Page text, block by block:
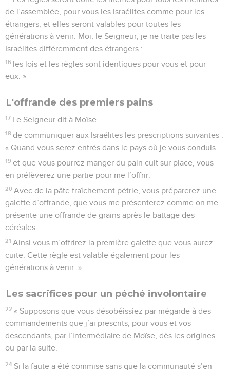
de l’assemblée, pour vous les Israélites comme pour les
étrangers, et elles seront valables pour toutes les
générations à venir. Moi, le Seigneur, je ne traite pas les
Israélites différemment des étrangers :
16 les lois et les règles sont identiques pour vous et pour
eux. »
L'offrande des premiers pains
17 Le Seigneur dit à Moïse
18 de communiquer aux Israélites les prescriptions suivantes :
« Quand vous serez entrés dans le pays où je vous conduis
19 et que vous pourrez manger du pain cuit sur place, vous
en prélèverez une partie pour me l’offrir.
20 Avec de la pâte fraîchement pétrie, vous préparerez une
galette d’offrande, que vous me présenterez comme on me
présente une offrande de grains après le battage des
céréales.
21 Ainsi vous m’offrirez la première galette que vous aurez
cuite. Cette règle est valable également pour les
générations à venir. »
Les sacrifices pour un péché involontaire
22 « Supposons que vous désobéissiez par mégarde à des
commandements que j’ai prescrits, pour vous et vos
descendants, par l’intermédiaire de Moïse, dès les origines
ou par la suite.
24 Si la faute a été commise sans que la communauté s’en